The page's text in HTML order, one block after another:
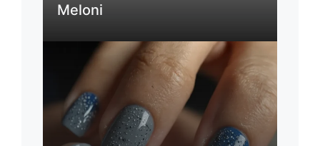
Meloni